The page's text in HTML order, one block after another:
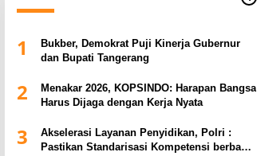
1
Bukber, Demokrat Puji Kinerja Gubernur
dan Bupati Tangerang
2
Menakar 2026, KOPSINDO: Harapan Bangsa
Harus Dijaga dengan Kerja Nyata
3
Akselerasi Layanan Penyidikan, Polri :
Pastikan Standarisasi Kompetensi berbasis